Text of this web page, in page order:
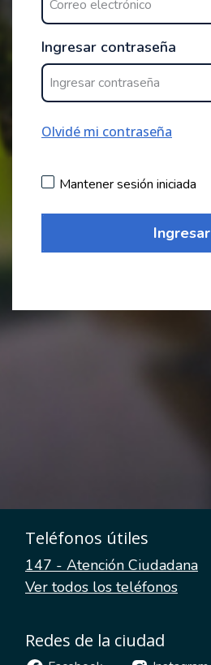
Ingresar contraseña
Olvidé mi contraseña
Mantener sesión iniciada
Ingresar
Teléfonos útiles
147 - Atención Ciudadana
Ver todos los teléfonos
Redes de la ciudad